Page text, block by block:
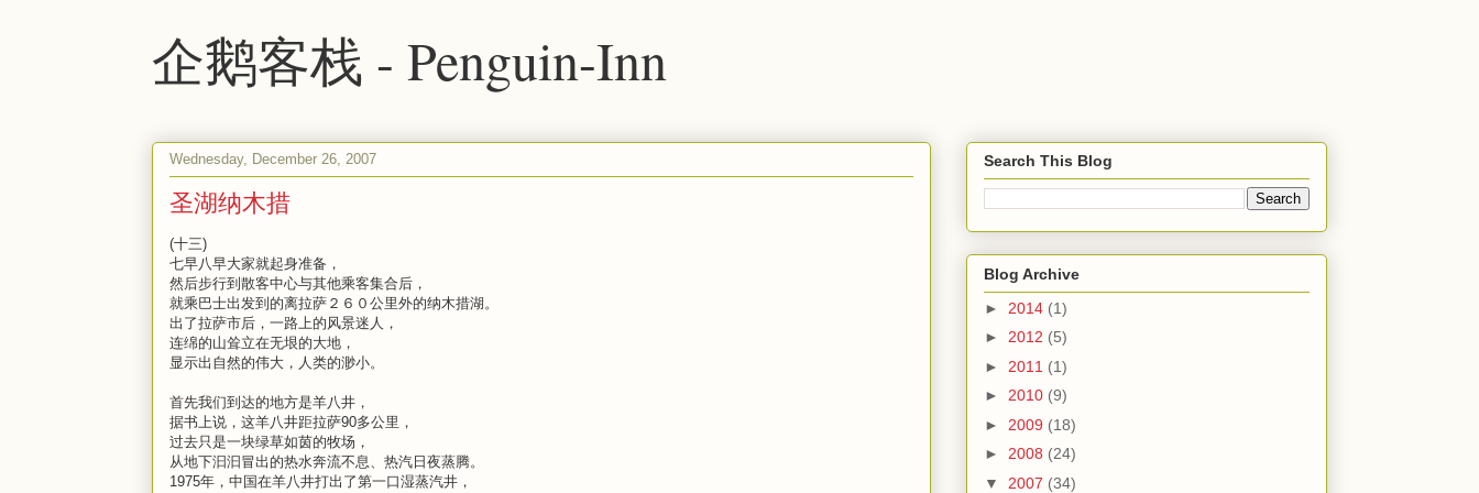
企鹅客栈 - Penguin-Inn
Wednesday, December 26, 2007
圣湖纳木措
(十三)
七早八早大家就起身准备，
然后步行到散客中心与其他乘客集合后，
就乘巴士出发到的离拉萨２６０公里外的纳木措湖。
出了拉萨市后，一路上的风景迷人，
连绵的山耸立在无垠的大地，
显示出自然的伟大，人类的渺小。
首先我们到达的地方是羊八井，
据书上说，这羊八井距拉萨90多公里，
过去只是一块绿草如茵的牧场，
从地下汩汩冒出的热水奔流不息、热汽日夜蒸腾。
1975年，中国在羊八井打出了第一口湿蒸汽井，
Search This Blog
Blog Archive
► 2014 (1)
► 2012 (5)
► 2011 (1)
► 2010 (9)
► 2009 (18)
► 2008 (24)
▼ 2007 (34)